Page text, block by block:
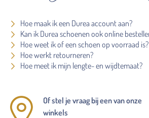
Hoe maak ik een Durea account aan?
Kan ik Durea schoenen ook online
Hoe weet ik of een schoen op voorraad is?
Hoe werkt retourneren?
Hoe meet ik mijn lengte- en wijdtemaat?
Of stel je vraag bij een van onze
winkels